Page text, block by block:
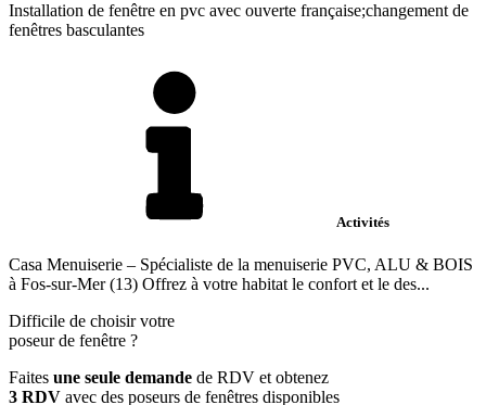
Installation de fenêtre en pvc avec ouverte française;changement de
fenêtres basculantes
Activités
Casa Menuiserie – Spécialiste de la menuiserie PVC, ALU & BOIS
à Fos-sur-Mer (13) Offrez à votre habitat le confort et le des...
Difficile de choisir votre
poseur de fenêtre ?
Faites une seule demande de RDV et obtenez
3 RDV avec des poseurs de fenêtres disponibles